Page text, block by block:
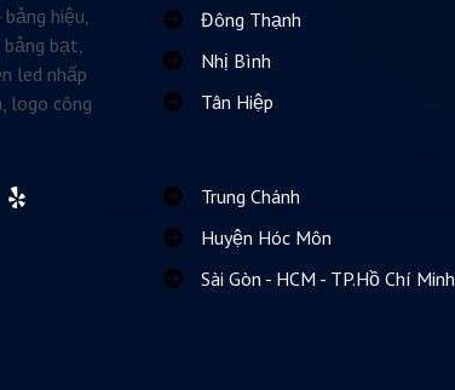
hiệu,
bạt,
led nhấp
logo công
Đông Thạnh
Nhị Bình
Tân Hiệp
Trung Chánh
Huyện Hóc Môn
Sài Gòn - HCM - TP.Hồ Chí Minh